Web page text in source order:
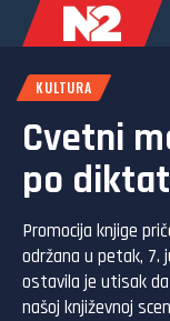
KULTURA
Cvetni
po
Promocija knjige
održana u petak, 7.
ostavila je utisak
našoj književnoj